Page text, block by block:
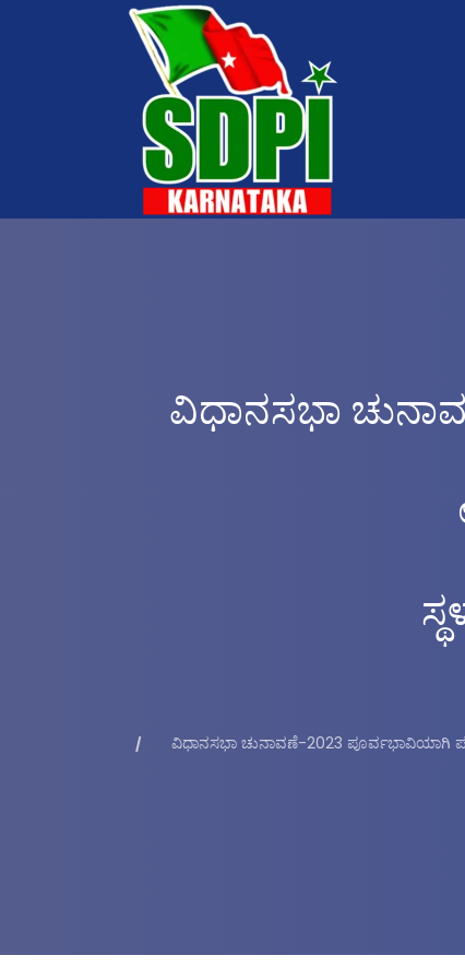
ವಿಧಾನಸಭಾ
ವಿಧಾನಸಭಾ ಚುನಾವಣೆ-2023 ಪೂರ್ವಭಾವಿಯಾಗಿ